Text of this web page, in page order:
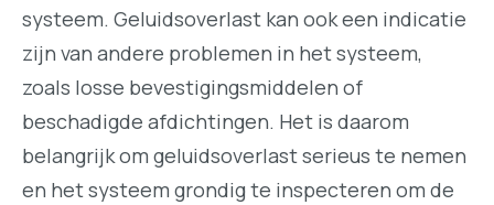
systeem. Geluidsoverlast kan ook een indicatie
zijn van andere problemen in het systeem,
zoals losse bevestigingsmiddelen of
beschadigde afdichtingen. Het is daarom
belangrijk om geluidsoverlast serieus te nemen
en het systeem grondig te inspecteren om de